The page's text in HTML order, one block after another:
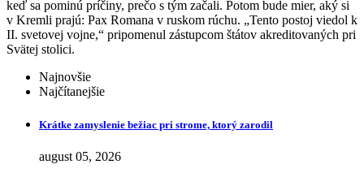
keď sa pominú príčiny, prečo s tým začali. Potom bude mier, aký si
v Kremli prajú: Pax Romana v ruskom rúchu. „Tento postoj viedol k
II. svetovej vojne,“ pripomenul zástupcom štátov akreditovaných pri
Svätej stolici.
Najnovšie
Najčítanejšie
Krátke zamyslenie bežiac pri strome, ktorý zarodil
august 05, 2026